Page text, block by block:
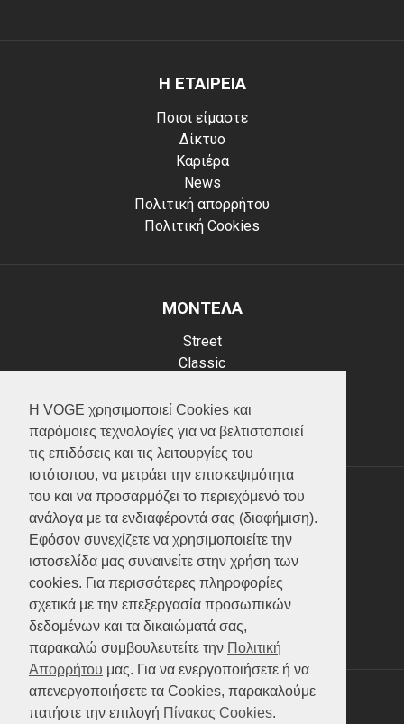
Η VOGE χρησιμοποιεί Cookies και
παρόμοιες τεχνολογίες για να βελτιστοποιεί
τις επιδόσεις και τις λειτουργίες του
ιστότοπου, να μετράει την επισκεψιμότητα
του και να προσαρμόζει το περιεχόμενό του
ανάλογα με τα ενδιαφέροντά σας (διαφήμιση).
Εφόσον συνεχίζετε να χρησιμοποιείτε την
ιστοσελίδα μας συναινείτε στην χρήση των
cookies. Για περισσότερες πληροφορίες
σχετικά με την επεξεργασία προσωπικών
δεδομένων και τα δικαιώματά σας,
παρακαλώ συμβουλευτείτε την Πολιτική
Απορρήτου μας. Για να ενεργοποιήσετε ή να
απενεργοποιήσετε τα Cookies, παρακαλούμε
πατήστε την επιλογή Πίνακας Cookies.
Η ΕΤΑΙΡΕΙΑ
Ποιοι είμαστε
Δίκτυο
Καριέρα
News
Πολιτική απορρήτου
Πολιτική Cookies
ΜΟΝΤΕΛΑ
Street
Classic
Scooter
ATV (Loncin)
ΥΠΗΡΕΣΙΕΣ
Test ride
Επικοινωνία
Service
Κατάλογος
FAQ
SOCIAL MEDIA